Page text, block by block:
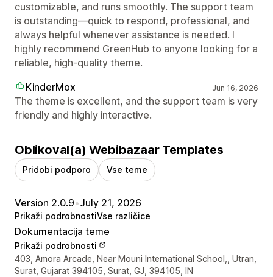
customizable, and runs smoothly. The support team
is outstanding—quick to respond, professional, and
always helpful whenever assistance is needed. I
highly recommend GreenHub to anyone looking for a
reliable, high-quality theme.
KinderMox
Jun 16, 2026
The theme is excellent, and the support team is very
friendly and highly interactive.
Oblikoval(a) Webibazaar Templates
Pridobi podporo Vse teme
Version 2.0.9•July 21, 2026
Prikaži podrobnostiVse različice
Dokumentacija teme
Prikaži podrobnosti
Podatki za stik z oblikovalcem
403, Amora Arcade, Near Mouni International School,, Utran,
Surat, Gujarat 394105, Surat, GJ, 394105, IN